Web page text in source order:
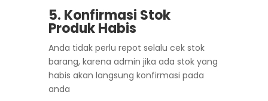
5. Konfirmasi Stok
Produk Habis
Anda tidak perlu repot selalu cek stok
barang, karena admin jika ada stok yang
habis akan langsung konfirmasi pada
anda